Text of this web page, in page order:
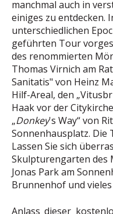
manchmal auch in
einiges zu entdecken.
unterschiedlichen
geführten Tour
des renommierten
Thomas Virnich am
Sanitatis" von Heinz
Hilf-Areal, den
Haak vor der
„Donkey's Way“ von
Sonnenhausplatz. Die
Lassen Sie sich
Skulpturengarten des
Jonas Park am
Brunnenhof und
Anlass dieser